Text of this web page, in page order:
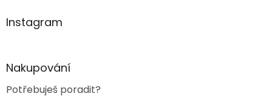
aInstagram
Nakupování
Potřebuješ poradit?